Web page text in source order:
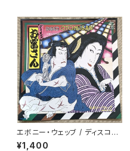
エボニー・ウェッブ / ディスコお
富さん
¥1,400